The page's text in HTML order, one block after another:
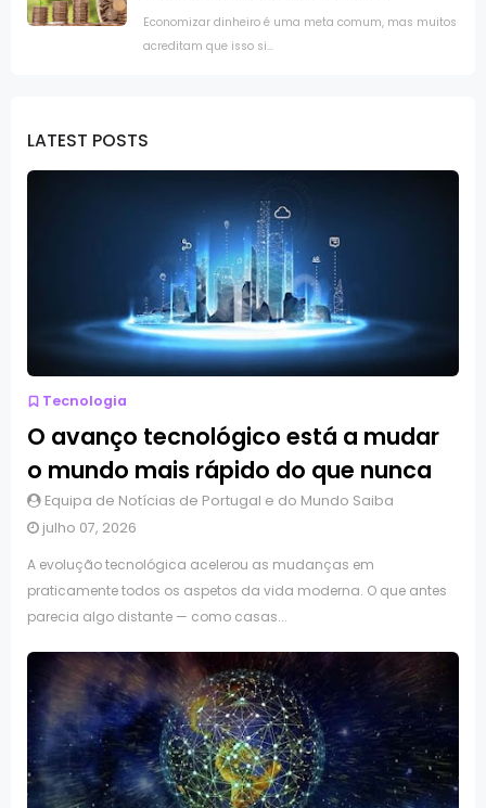
Economizar dinheiro é uma meta comum, mas muitos
acreditam que isso si...
LATEST POSTS
Tecnologia
O avanço tecnológico está a mudar
o mundo mais rápido do que nunca
Equipa de Notícias de Portugal e do Mundo Saiba
julho 07, 2026
A evolução tecnológica acelerou as mudanças em
praticamente todos os aspetos da vida moderna. O que antes
parecia algo distante — como casas...